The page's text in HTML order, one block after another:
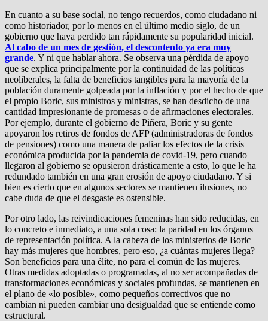
En cuanto a su base social, no tengo recuerdos, como ciudadano ni
como historiador, por lo menos en el último medio siglo, de un
gobierno que haya perdido tan rápidamente su popularidad inicial.
Al cabo de un mes de gestión, el descontento ya era muy
grande. Y ni que hablar ahora. Se observa una pérdida de apoyo
que se explica principalmente por la continuidad de las políticas
neoliberales, la falta de beneficios tangibles para la mayoría de la
población duramente golpeada por la inflación y por el hecho de que
el propio Boric, sus ministros y ministras, se han desdicho de una
cantidad impresionante de promesas o de afirmaciones electorales.
Por ejemplo, durante el gobierno de Piñera, Boric y su gente
apoyaron los retiros de fondos de AFP (administradoras de fondos
de pensiones) como una manera de paliar los efectos de la crisis
económica producida por la pandemia de covid-19, pero cuando
llegaron al gobierno se opusieron drásticamente a esto, lo que le ha
redundado también en una gran erosión de apoyo ciudadano. Y si
bien es cierto que en algunos sectores se mantienen ilusiones, no
cabe duda de que el desgaste es ostensible.
Por otro lado, las reivindicaciones femeninas han sido reducidas, en
lo concreto e inmediato, a una sola cosa: la paridad en los órganos
de representación política. A la cabeza de los ministerios de Boric
hay más mujeres que hombres, pero eso, ¿a cuántas mujeres llega?
Son beneficios para una élite, no para el común de las mujeres.
Otras medidas adoptadas o programadas, al no ser acompañadas de
transformaciones económicas y sociales profundas, se mantienen en
el plano de «lo posible», como pequeños correctivos que no
cambian ni pueden cambiar una desigualdad que se entiende como
estructural.